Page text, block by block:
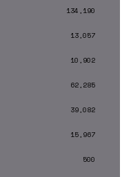
134,190
13,057
10,902
62,285
39,082
15,967
500